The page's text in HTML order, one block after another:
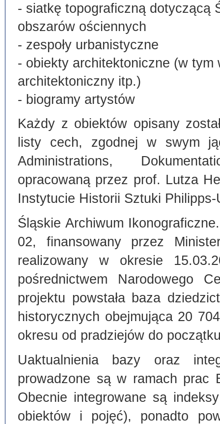
- siatkę topograficzną dotyczącą
obszarów ościennych
- zespoły urbanistyczne
- obiekty architektoniczne (w
architektoniczny itp.)
- biogramy artystów
Każdy z obiektów opisany
listy cech, zgodnej w swym
Administrations,
opracowaną przez prof. Lutza
Instytucie Historii Sztuki
Śląskie Archiwum
02, finansowany przez
realizowany w okresie
pośrednictwem Narodowego
projektu powstała baza
historycznych obejmująca 20
okresu od pradziejów do
Uaktualnienia bazy oraz
prowadzone są w ramach prac
Obecnie integrowane są
obiektów i pojęć), ponadto